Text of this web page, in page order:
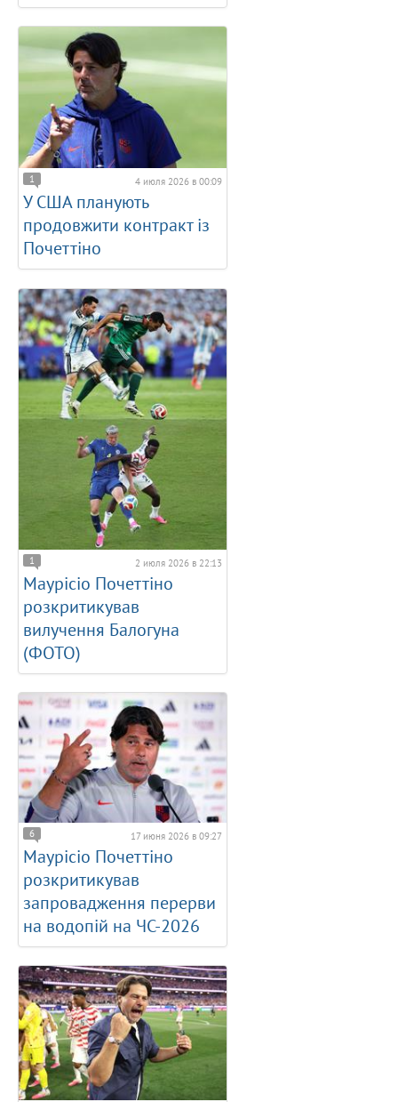
1 4 июля 2026 в 00:09
У США планують
продовжити контракт із
Почеттіно
1 2 июля 2026 в 22:13
Маурісіо Почеттіно
розкритикував
вилучення Балогуна
(ФОТО)
6 17 июня 2026 в 09:27
Маурісіо Почеттіно
розкритикував
запровадження перерви
на водопій на ЧС-2026